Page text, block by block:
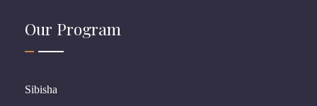
Our Program
Sibisha